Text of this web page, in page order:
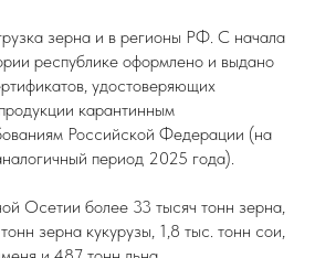
зерна и в регионы РФ. С начала
республике оформлено и выдано
удостоверяющих
карантинным
Российской Федерации (на
период 2025 года).
Осетии более 33 тысяч тонн зерна,
зерна кукурузы, 1,8 тыс. тонн сои,